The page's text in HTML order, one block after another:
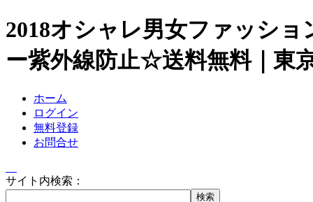
2018オシャレ男女ファッシ
ー紫外線防止☆送料無料｜東
ホーム
ログイン
無料登録
お問合せ
サイト内検索：